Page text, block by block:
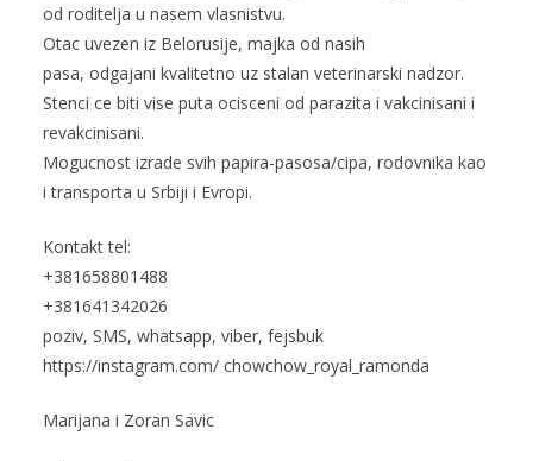
od roditelja u nasem vlasnistvu.
Otac uvezen iz Belorusije, majka od nasih
pasa, odgajani kvalitetno uz stalan veterinarski nadzor.
Stenci ce biti vise puta ocisceni od parazita i vakcinisani i
revakcinisani.
Mogucnost izrade svih papira-pasosa/cipa, rodovnika kao
i transporta u Srbiji i Evropi.
Kontakt tel:
+381658801488
+381641342026
poziv, SMS, whatsapp, viber, fejsbuk
https://instagram.com/ chowchow_royal_ramonda
Marijana i Zoran Savic